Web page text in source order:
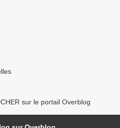
sur le portail Overblog